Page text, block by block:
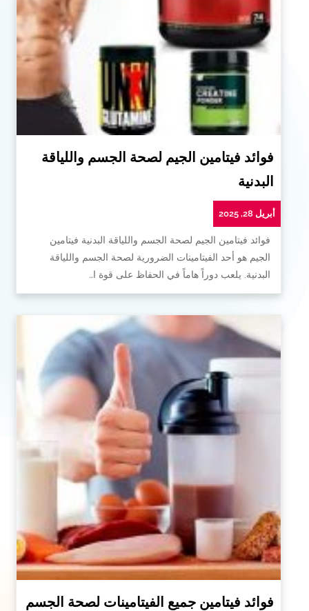
فوائد فيتامين الجيم لصحة الجسم واللياقة
البدنية
أبريل 28, 2025
فوائد فيتامين الجيم لصحة الجسم واللياقة البدنية فيتامين
الجيم هو أحد الفيتامينات الضرورية لصحة الجسم واللياقة
البدنية. يلعب دوراً هاماً في الحفاظ على قوة ا…
فوائد فيتامين جميع الفيتامينات لصحة الجسم